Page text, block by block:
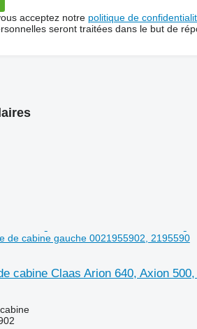
acceptez notre politique de
seront traitées dans le but de
de cabine gauche 0021955902, 2195590
cabine Claas Arion 640, Axion